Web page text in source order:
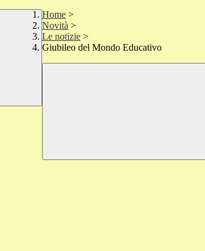
Home >
Novità >
Le notizie >
Giubileo del Mondo Educativo